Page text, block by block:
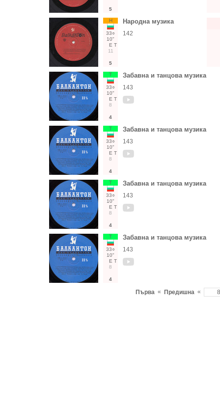
5
Н
33○
10"
Е Т
11
5
Народна музика
142
Т
33○
10"
Е Т
8
4
Забавна и танцова музика
143
Т
33○
10"
Е Т
8
4
Забавна и танцова музика
143
Т
33○
10"
Е Т
8
4
Забавна и танцова музика
143
Т
33○
10"
Е Т
8
4
Забавна и танцова музика
143
Първа « Предишна «